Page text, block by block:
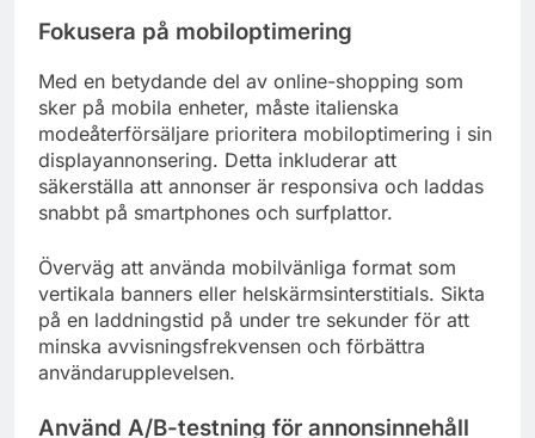
Fokusera på mobiloptimering
Med en betydande del av online-shopping som
sker på mobila enheter, måste italienska
modeåterförsäljare prioritera mobiloptimering i sin
displayannonsering. Detta inkluderar att
säkerställa att annonser är responsiva och laddas
snabbt på smartphones och surfplattor.
Överväg att använda mobilvänliga format som
vertikala banners eller helskärmsinterstitials. Sikta
på en laddningstid på under tre sekunder för att
minska avvisningsfrekvensen och förbättra
användarupplevelsen.
Använd A/B-testning för annonsinnehåll